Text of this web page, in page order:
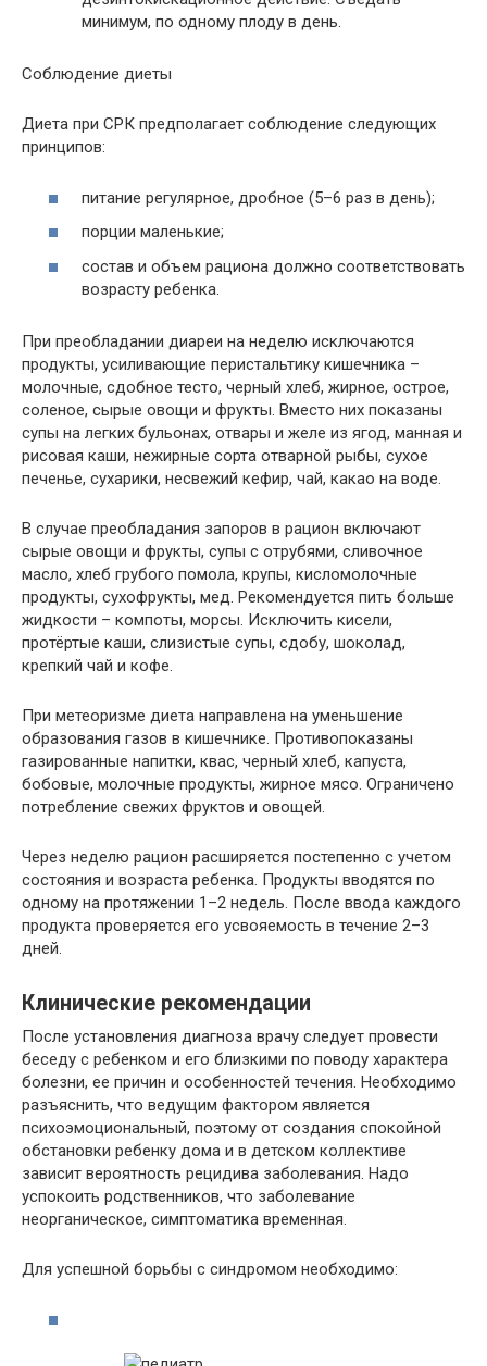
минимум, по одному плоду в день.
Соблюдение диеты
Диета при СРК предполагает соблюдение следующих
принципов:
питание регулярное, дробное (5–6 раз в день);
порции маленькие;
состав и объем рациона должно соответствовать
возрасту ребенка.
При преобладании диареи на неделю исключаются
продукты, усиливающие перистальтику кишечника –
молочные, сдобное тесто, черный хлеб, жирное, острое,
соленое, сырые овощи и фрукты. Вместо них показаны
супы на легких бульонах, отвары и желе из ягод, манная и
рисовая каши, нежирные сорта отварной рыбы, сухое
печенье, сухарики, несвежий кефир, чай, какао на воде.
В случае преобладания запоров в рацион включают
сырые овощи и фрукты, супы с отрубями, сливочное
масло, хлеб грубого помола, крупы, кисломолочные
продукты, сухофрукты, мед. Рекомендуется пить больше
жидкости – компоты, морсы. Исключить кисели,
протёртые каши, слизистые супы, сдобу, шоколад,
крепкий чай и кофе.
При метеоризме диета направлена на уменьшение
образования газов в кишечнике. Противопоказаны
газированные напитки, квас, черный хлеб, капуста,
бобовые, молочные продукты, жирное мясо. Ограничено
потребление свежих фруктов и овощей.
Через неделю рацион расширяется постепенно с учетом
состояния и возраста ребенка. Продукты вводятся по
одному на протяжении 1–2 недель. После ввода каждого
продукта проверяется его усвояемость в течение 2–3
дней.
Клинические рекомендации
После установления диагноза врачу следует провести
беседу с ребенком и его близкими по поводу характера
болезни, ее причин и особенностей течения. Необходимо
разъяснить, что ведущим фактором является
психоэмоциональный, поэтому от создания спокойной
обстановки ребенку дома и в детском коллективе
зависит вероятность рецидива заболевания. Надо
успокоить родственников, что заболевание
неорганическое, симптоматика временная.
Для успешной борьбы с синдромом необходимо: